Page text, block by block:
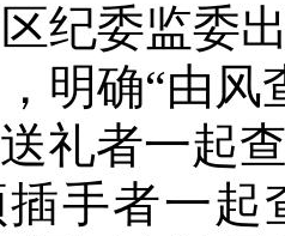
纪委监委
明确“由
礼者一起
手者一起